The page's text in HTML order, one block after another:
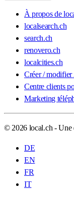
À propos de
localsearch.ch
search.ch
renovero.ch
localcities.ch
Créer /
Centre clients
Marketing
© 2026 local.ch - Une
DE
EN
FR
IT